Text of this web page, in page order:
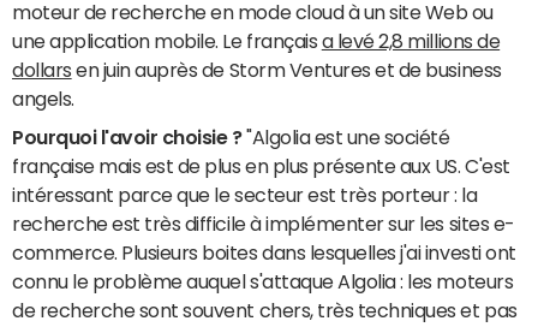
moteur de recherche en mode cloud à un site Web ou
une application mobile. Le français a levé 2,8 millions de
dollars en juin auprès de Storm Ventures et de business
angels.
Pourquoi l'avoir choisie ?"Algolia est une société
française mais est de plus en plus présente aux US. C'est
intéressant parce que le secteur est très porteur : la
recherche est très difficile à implémenter sur les sites e-
commerce. Plusieurs boites dans lesquelles j'ai investi ont
connu le problème auquel s'attaque Algolia : les moteurs
de recherche sont souvent chers, très techniques et pas